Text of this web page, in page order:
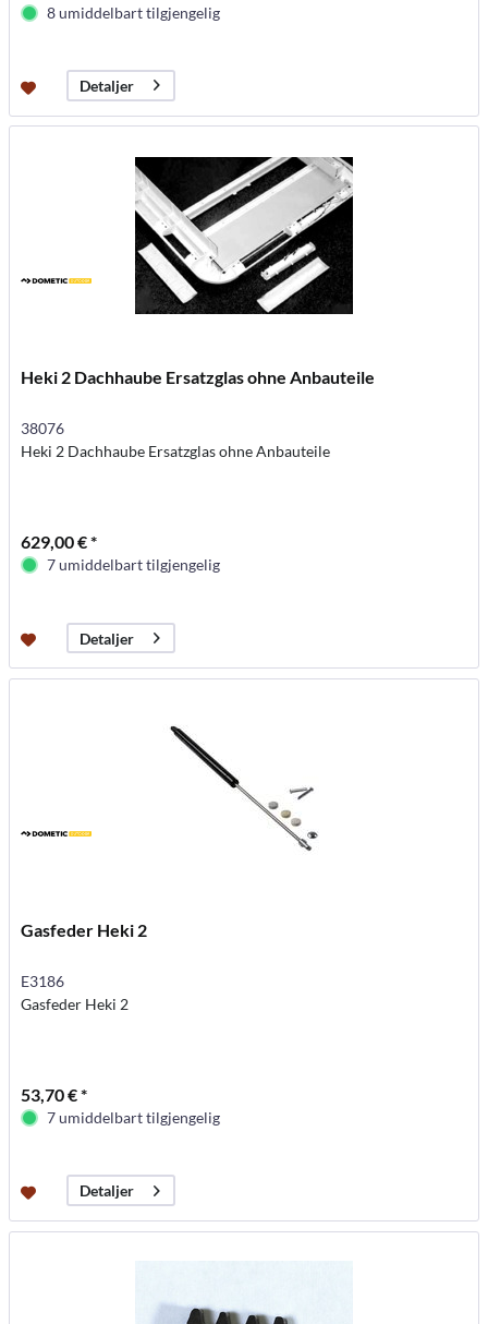
8 umiddelbart tilgjengelig
Detaljer
Heki 2 Dachhaube Ersatzglas ohne Anbauteile
38076
Heki 2 Dachhaube Ersatzglas ohne Anbauteile
629,00 € *
7 umiddelbart tilgjengelig
Detaljer
Gasfeder Heki 2
E3186
Gasfeder Heki 2
53,70 € *
7 umiddelbart tilgjengelig
Detaljer